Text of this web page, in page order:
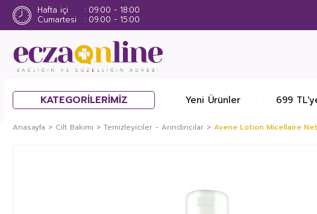
Hafta içi
09:00 - 18:00
Cumartesi
09:00 - 15:00
KATEGORİLERİMİZ Yeni Ürünler 699
Anasayfa Cilt Bakımı Temizleyiciler - Arındırıcılar Avene Lotion Micellaire